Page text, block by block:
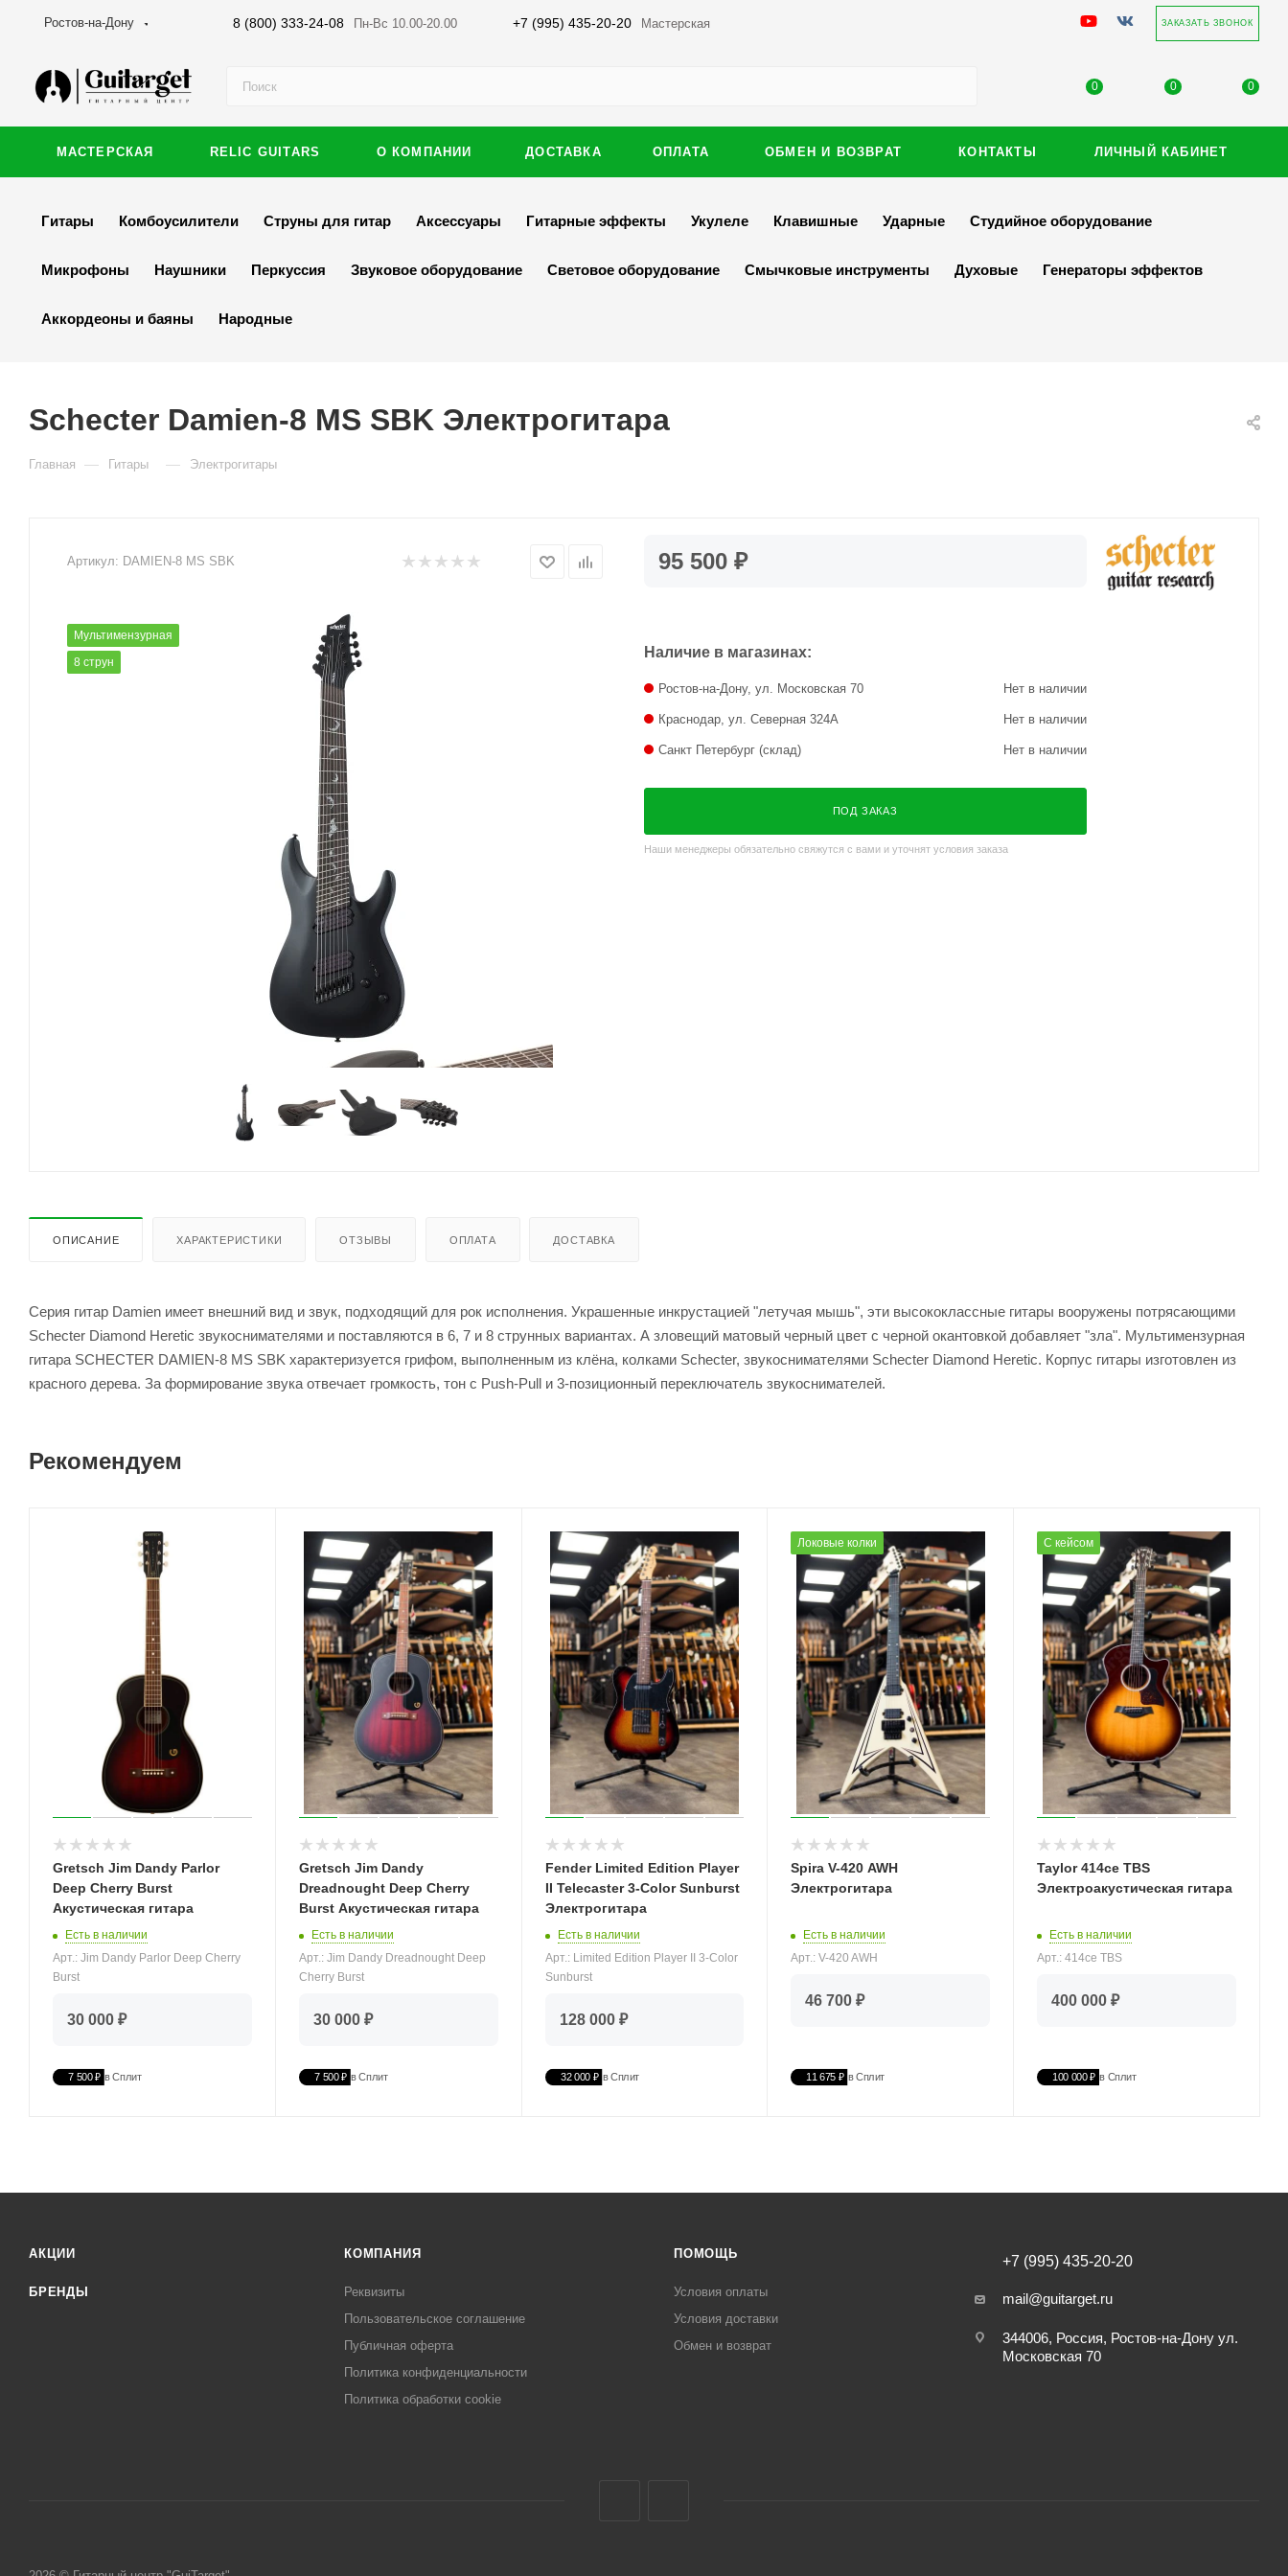
Ростов-на-Дону 8 (800) 333-24-08 Пн-Вс 10.00-20.00 +7 (995) 435-20-20 Мастерская ЗАКАЗАТЬ ЗВОНОК
0 0 0
МАСТЕРСКАЯ RELIC GUITARS О КОМПАНИИ ДОСТАВКА ОПЛАТА ОБМЕН И ВОЗВРАТ КОНТАКТЫ ЛИЧНЫЙ КАБИНЕТ
Гитары Комбоусилители Струны для гитар Аксессуары Гитарные эффекты Укулеле Клавишные Ударные Студийное оборудование
Микрофоны Наушники Перкуссия Звуковое оборудование Световое оборудование Смычковые инструменты Духовые Генераторы эффектов
Аккордеоны и баяны Народные
Schecter Damien-8 MS SBK Электрогитара
Главная — Гитары — Электрогитары
Артикул: DAMIEN-8 MS SBK
8 струн
Мультимензурная
95 500 ₽
Наличие в магазинах:
Краснодар, ул. Северная 324А Нет в наличии
Ростов-на-Дону, ул. Московская 70 Нет в наличии
Санкт Петербург (склад) Нет в наличии
ПОД ЗАКАЗ
Наши менеджеры обязательно свяжутся с вами и уточнят условия заказа
ОПИСАНИЕ ХАРАКТЕРИСТИКИ ОТЗЫВЫ ОПЛАТА ДОСТАВКА
Серия гитар Damien имеет внешний вид и звук, подходящий для рок исполнения. Украшенные инкрустацией "летучая мышь", эти высококлассные гитары вооружены потрясающими
Schecter Diamond Heretic звукоснимателями и поставляются в 6, 7 и 8 струнных вариантах. А зловещий матовый черный цвет с черной окантовкой добавляет "зла". Мультимензурная
гитара SCHECTER DAMIEN-8 MS SBK характеризуется грифом, выполненным из клёна, колками Schecter, звукоснимателями Schecter Diamond Heretic. Корпус гитары изготовлен из
красного дерева. За формирование звука отвечает громкость, тон с Push-Pull и 3-позиционный переключатель звукоснимателей.
Рекомендуем
Gretsch Jim Dandy Parlor
Deep Cherry Burst
Акустическая гитара
Есть в наличии
Арт.: Jim Dandy Parlor Deep Cherry
Burst
30 000 ₽
7 500 ₽ в Сплит
Gretsch Jim Dandy
Dreadnought Deep Cherry
Burst Акустическая гитара
Есть в наличии
Арт.: Jim Dandy Dreadnought Deep
Cherry Burst
30 000 ₽
7 500 ₽ в Сплит
Fender Limited Edition Player
II Telecaster 3-Color Sunburst
Электрогитара
Есть в наличии
Арт.: Limited Edition Player II 3-Color
Sunburst
128 000 ₽
32 000 ₽ в Сплит
Локовые колки
Spira V-420 AWH
Электрогитара
Есть в наличии
Арт.: V-420 AWH
46 700 ₽
11 675 ₽ в Сплит
С кейсом
Taylor 414ce TBS
Электроакустическая гитара
Есть в наличии
Арт.: 414ce TBS
400 000 ₽
100 000 ₽ в Сплит
АКЦИИ
БРЕНДЫ
КОМПАНИЯ
Реквизиты
Пользовательское соглашение
Публичная оферта
Политика конфиденциальности
Политика обработки cookie
ПОМОЩЬ
Условия оплаты
Условия доставки
Обмен и возврат
+7 (995) 435-20-20
mail@guitarget.ru
344006, Россия, Ростов-на-Дону ул.
Московская 70